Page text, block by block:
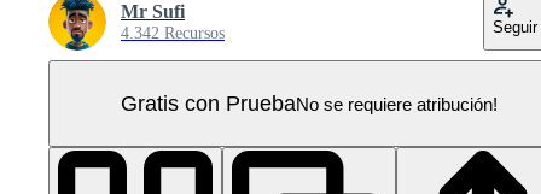
Mr Sufi
4.342 Recursos Seguir
Gratis con PruebaNo se requiere atribución!